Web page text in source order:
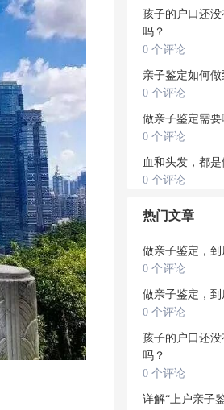
孩子的户口还
吗？
0 个评论
亲子鉴定如何做
0 个评论
做亲子鉴定需
0 个评论
血和头发，都
0 个评论
热门文章
做亲子鉴定，到
0 个评论
做亲子鉴定，
0 个评论
孩子的户口还
吗？
0 个评论
详解“上户亲子